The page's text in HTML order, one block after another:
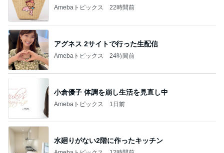
Amebaトピックス 22時間前
アグネス 2サイトで行った生配信
Amebaトピックス 24時間前
小倉優子 体調を崩し生活を見直し中
Amebaトピックス 1日前
水廻りがない2階に作ったキッチン